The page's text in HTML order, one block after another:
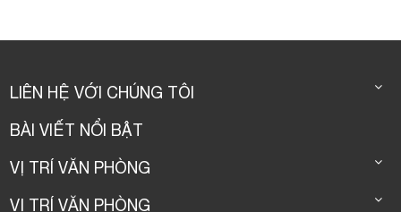
LIÊN HỆ VỚI CHÚNG TÔI
BÀI VIẾT NỔI BẬT
VỊ TRÍ VĂN PHÒNG
VỊ TRÍ VĂN PHÒNG